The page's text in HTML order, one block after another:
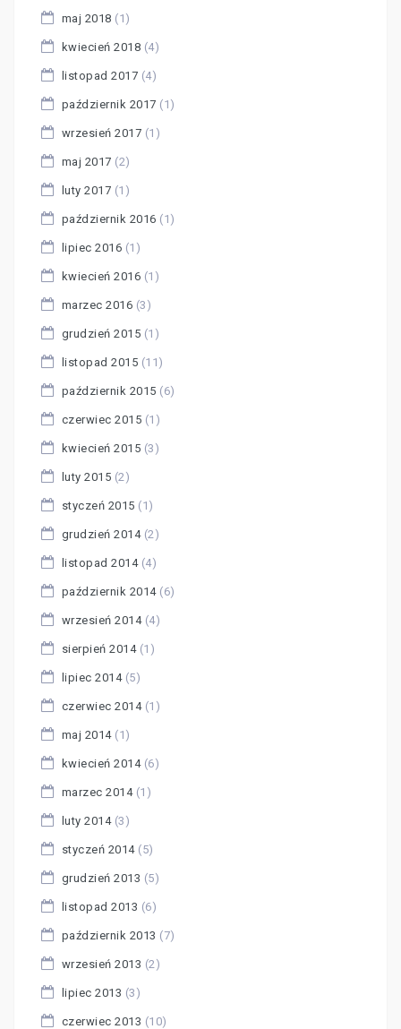
maj 2018 (1)
kwiecień 2018 (4)
listopad 2017 (4)
październik 2017 (1)
wrzesień 2017 (1)
maj 2017 (2)
luty 2017 (1)
październik 2016 (1)
lipiec 2016 (1)
kwiecień 2016 (1)
marzec 2016 (3)
grudzień 2015 (1)
listopad 2015 (11)
październik 2015 (6)
czerwiec 2015 (1)
kwiecień 2015 (3)
luty 2015 (2)
styczeń 2015 (1)
grudzień 2014(2)
listopad 2014(4)
październik 2014(6)
wrzesień 2014(4)
sierpień 2014(1)
lipiec 2014(5)
czerwiec 2014(1)
maj 2014(1)
kwiecień 2014(6)
marzec 2014(1)
luty 2014(3)
styczeń 2014(5)
grudzień 2013 (5)
listopad 2013 (6)
październik 2013 (7)
wrzesień 2013 (2)
lipiec 2013 (3)
czerwiec 2013 (10)